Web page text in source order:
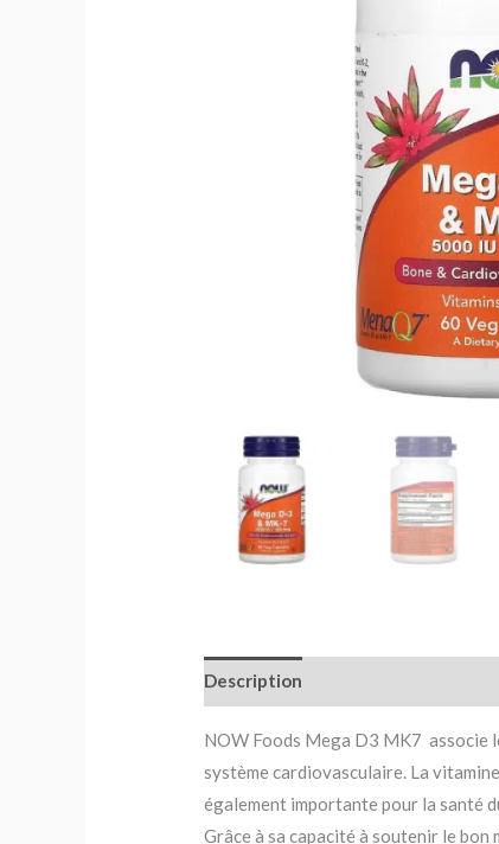
Description
NOW Foods Mega D3 MK7 associe
système cardiovasculaire. La
également importante pour la santé
Grâce à sa capacité à soutenir le